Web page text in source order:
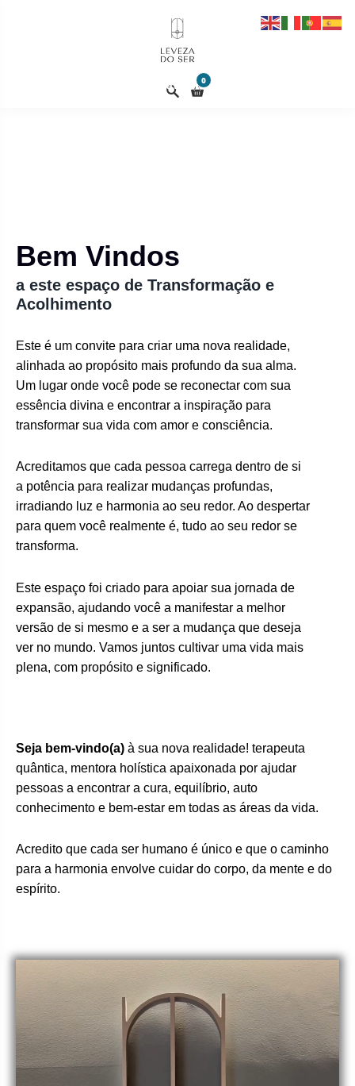
0
Criando uma Nova Terra, através do
Bem Vindos
a este espaço de Transformação e
Acolhimento
Este é um convite para criar uma nova realidade,
alinhada ao propósito mais profundo da sua alma.
Um lugar onde você pode se reconectar com sua
essência divina e encontrar a inspiração para
transformar sua vida com amor e consciência.
Acreditamos que cada pessoa carrega dentro de si
a potência para realizar mudanças profundas,
irradiando luz e harmonia ao seu redor. Ao despertar
para quem você realmente é, tudo ao seu redor se
transforma.
Este espaço foi criado para apoiar sua jornada de
expansão, ajudando você a manifestar a melhor
versão de si mesmo e a ser a mudança que deseja
ver no mundo. Vamos juntos cultivar uma vida mais
plena, com propósito e significado.
Seja bem-vindo(a) à sua nova realidade! terapeuta
quântica, mentora holística apaixonada por ajudar
pessoas a encontrar a cura, equilíbrio, auto
conhecimento e bem-estar em todas as áreas da vida.
Acredito que cada ser humano é único e que o caminho
para a harmonia envolve cuidar do corpo, da mente e do
espírito.